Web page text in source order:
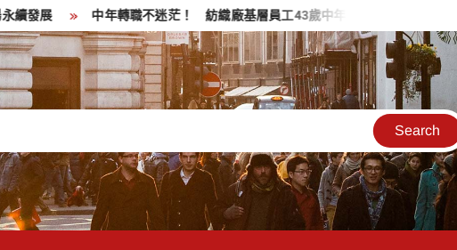
中年轉職不迷茫！ 紡織廠基層員工43歲中年失業透過桃分署職訓成功翻身